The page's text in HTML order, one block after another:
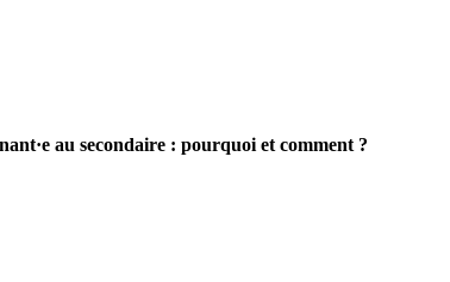
au secondaire : pourquoi et comment ?